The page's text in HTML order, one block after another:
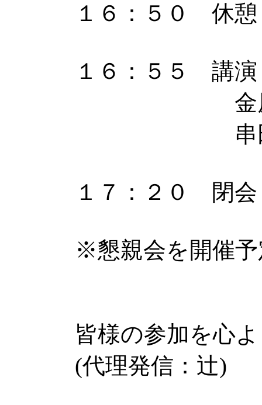
１６：５０ 休憩
１６：５５ 講
金原 賢児
串田雄一郎(
１７：２０ 閉会
※懇親会を開催
皆様の参加を心
(代理発信：辻)